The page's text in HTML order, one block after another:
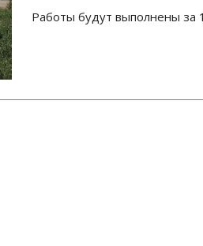
Работы будут выполнены за